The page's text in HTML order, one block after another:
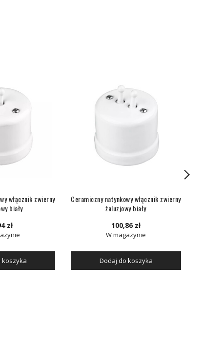
włącznik zwierny
biały
zł
koszyka
Ceramiczny natynkowy włącznik zwierny
żaluzjowy biały
100,86 zł
W magazynie
Dodaj do koszyka